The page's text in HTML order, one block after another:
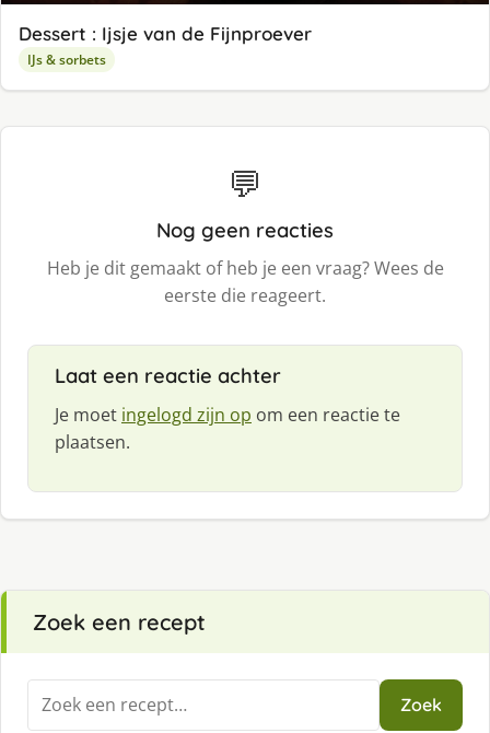
Dessert : Ijsje van de Fijnproever
IJs & sorbets
💬
Nog geen reacties
Heb je dit gemaakt of heb je een vraag? Wees de
eerste die reageert.
Laat een reactie achter
Je moet ingelogd zijn op om een reactie te
plaatsen.
Zoek een recept
Zoeken
naar:
Zoek